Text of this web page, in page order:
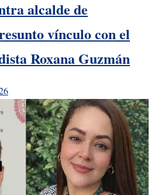
alcalde de
vínculo con el
Roxana Guzmán